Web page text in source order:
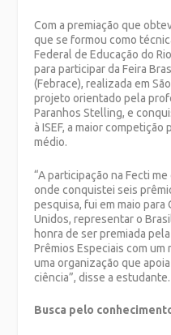
Com a premiação que
que se formou como
Federal de Educação do
para participar da Feira
(Febrace), realizada em
projeto orientado pela
Paranhos Stelling, e
à ISEF, a maior
médio.
“A participação na Fecti
onde conquistei seis
pesquisa, fui em maio para
Unidos, representar o
honra de ser premiada
Prêmios Especiais com
uma organização que
ciência”, disse a estudante.
Busca pelo